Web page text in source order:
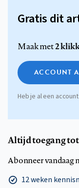
Gratis dit
Maak met2
ACCOUNT
Heb je al een
Altijd toegang
Abonneer vandaag
12 weken